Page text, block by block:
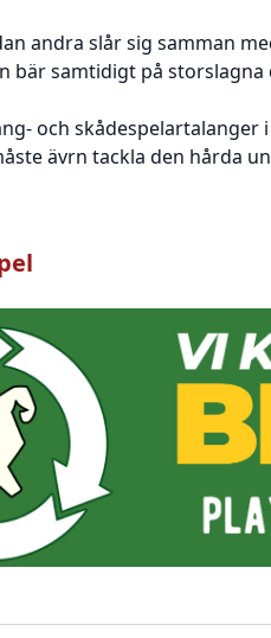
andra slår sig samman
bär samtidigt på
och
ävrn tackla den hårda